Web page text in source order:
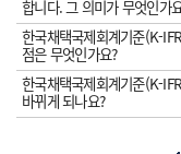
합니다. 그 의미가 무엇인가
한국채택국제회계기준(K-
점은 무엇인가요?
한국채택국제회계기준(K-
바뀌게 되나요?